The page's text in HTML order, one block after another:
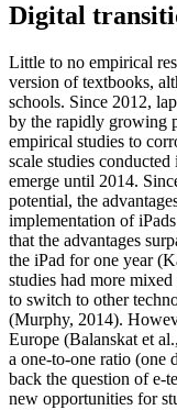
Digital
Little to no empirical
version of textbooks,
schools. Since 2012,
by the rapidly growing
empirical studies to
scale studies
emerge until 2014.
potential, the
implementation of
that the advantages
the iPad for one year
studies had more
to switch to other
(Murphy, 2014).
Europe (Balanskat et
a one-to-one ratio (one
back the question of e-
new opportunities for